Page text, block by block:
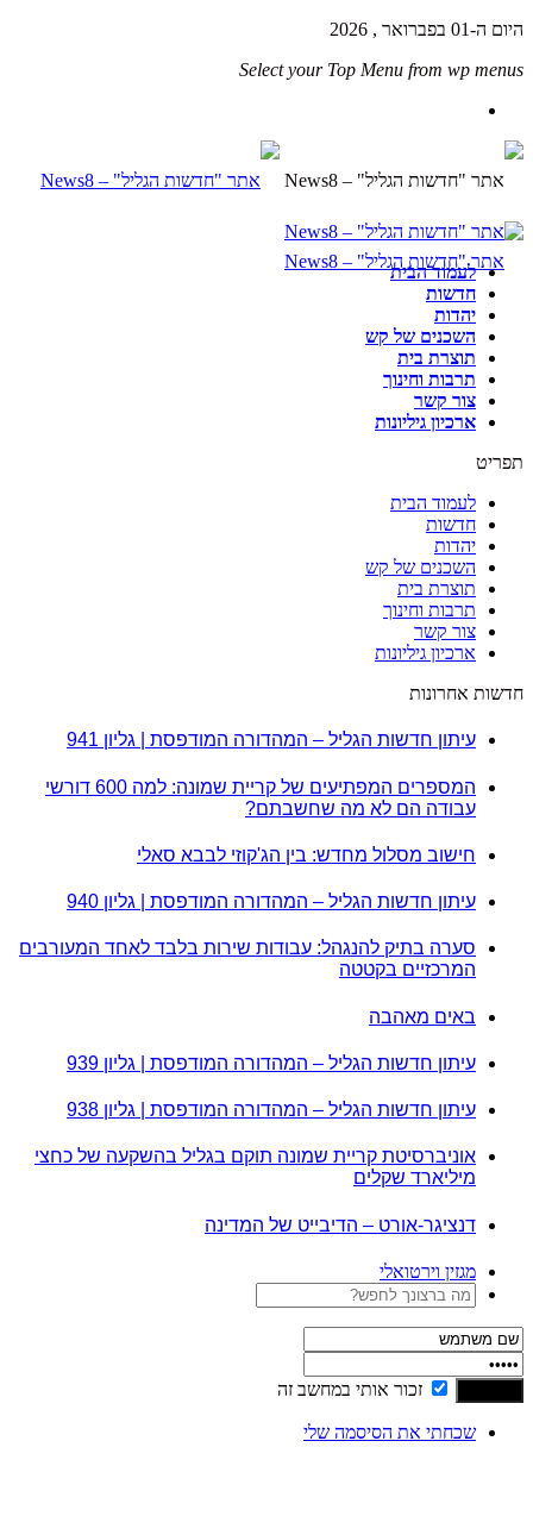
היום ה-01 בפברואר , 2026
Select your Top Menu from wp menus
לעמוד הבית
חדשות
יהדות
השכנים של קש
תוצרת בית
תרבות וחינוך
צור קשר
ארכיון גיליונות
תפריט
לעמוד הבית
חדשות
יהדות
השכנים של קש
תוצרת בית
תרבות וחינוך
צור קשר
ארכיון גיליונות
חדשות אחרונות
עיתון חדשות הגליל – המהדורה המודפסת | גליון 941
המספרים המפתיעים של קריית שמונה: למה 600 דורשי
עבודה הם לא מה שחשבתם?
חישוב מסלול מחדש: בין הג'קוזי לבבא סאלי
עיתון חדשות הגליל – המהדורה המודפסת | גליון 940
סערה בתיק להנגהל: עבודות שירות בלבד לאחד המעורבים
המרכזיים בקטטה
באים מאהבה
עיתון חדשות הגליל – המהדורה המודפסת | גליון 939
עיתון חדשות הגליל – המהדורה המודפסת | גליון 938
אוניברסיטת קריית שמונה תוקם בגליל בהשקעה של כחצי
מיליארד שקלים
דנציגר-אורט – הדיבייט של המדינה
מגזין וירטואלי
זכור אותי במחשב זה
שכחתי את הסיסמה שלי